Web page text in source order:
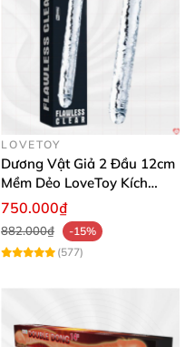
LOVETOY
Dương Vật Giả 2 Đầu 12cm
Mềm Dẻo LoveToy Kích
Thích
750.000₫
882.000₫
-15%
(577)